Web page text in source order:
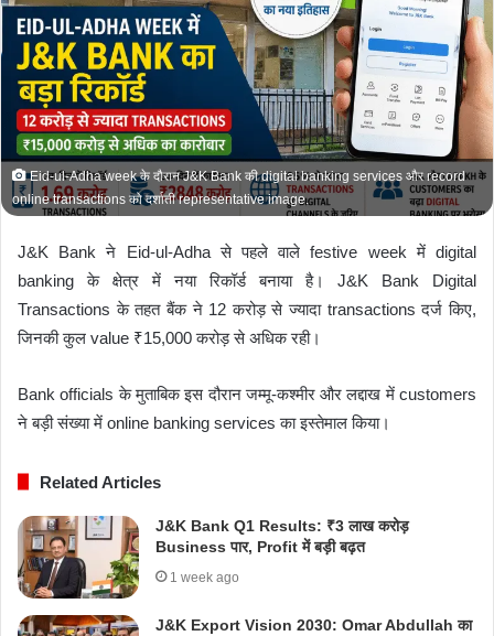
n
e
m
a
l
Eid-ul-Adha week के दौरान J&K Bank की digital banking services और record
online transactions को दर्शाती representative image.
J&K Bank ने Eid-ul-Adha से पहले वाले festive week में digital
banking के क्षेत्र में नया रिकॉर्ड बनाया है। J&K Bank Digital
Transactions के तहत बैंक ने 12 करोड़ से ज्यादा transactions दर्ज किए,
जिनकी कुल value ₹15,000 करोड़ से अधिक रही।
Bank officials के मुताबिक इस दौरान जम्मू-कश्मीर और लद्दाख में customers
ने बड़ी संख्या में online banking services का इस्तेमाल किया।
Related Articles
J&K Bank Q1 Results: ₹3 लाख करोड़
Business पार, Profit में बड़ी बढ़त
1 week ago
J&K Export Vision 2030: Omar Abdullah का